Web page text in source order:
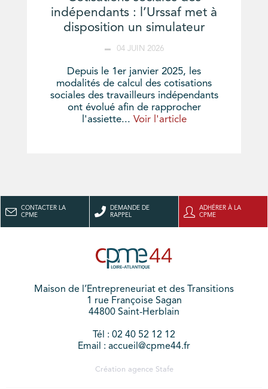
indépendants : l’Urssaf met à
disposition un simulateur
04 JUIN 2026
Depuis le 1er janvier 2025, les
modalités de calcul des cotisations
sociales des travailleurs indépendants
ont évolué afin de rapprocher
l'assiette... Voir l'article
CONTACTER LA
CPME
DEMANDE DE
RAPPEL
ADHÉRER À LA
CPME
Maison de l’Entrepreneuriat et des Transitions
1 rue Françoise Sagan
44800 Saint-Herblain
Tél : 02 40 52 12 12
Email : accueil@cpme44.fr
Création agence Stafe